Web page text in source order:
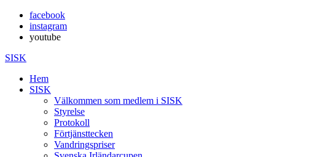
facebook
instagram
youtube
SISK
Hem
SISK
Välkommen som medlem i SISK
Styrelse
Protokoll
Förtjänsttecken
Vandringspriser